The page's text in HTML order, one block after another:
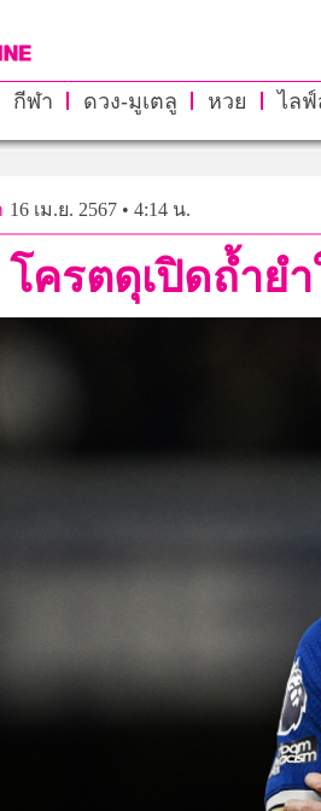
กีฬา ดวง-มูเตลู หวย ไลฟ์
16 เม.ย. 2567 • 4:14 น.
โครตดุเปิดถ้ำ